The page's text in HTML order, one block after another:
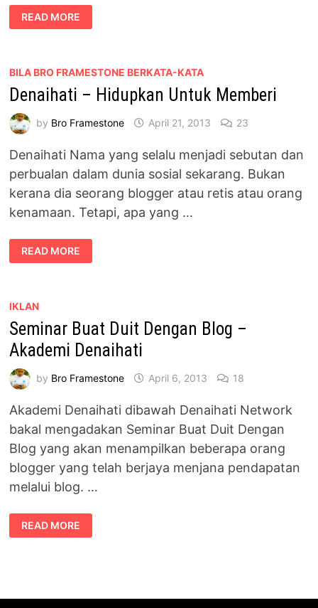
GAMBAR
TOP
BLOGGER
BRO
WAKTU
MUDA
READ MORE
BILA BRO FRAMESTONE BERKATA-KATA
Denaihati – Hidupkan Untuk Memberi
by Bro Framestone April 21, 2013 23
Denaihati Nama yang selalu menjadi sebutan dan
perbualan dalam dunia sosial sekarang. Bukan
kerana dia seorang blogger atau retis atau orang
kenamaan. Tetapi, apa yang …
DENAIHATI
–
HIDUPKAN
READ MORE
IKLAN
Seminar Buat Duit Dengan Blog –
Akademi Denaihati
by Bro Framestone April 6, 2013 18
Akademi Denaihati dibawah Denaihati Network
bakal mengadakan Seminar Buat Duit Dengan
Blog yang akan menampilkan beberapa orang
blogger yang telah berjaya menjana pendapatan
melalui blog. …
SEMINAR
BUAT
DUIT
READ MORE